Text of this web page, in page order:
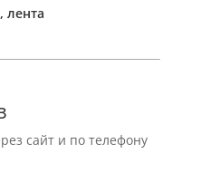
лента
сайт и по телефону